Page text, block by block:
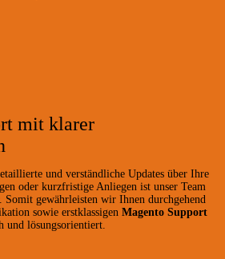
mit klarer
und verständliche Updates über Ihre
oder kurzfristige Anliegen ist unser Team
Somit gewährleisten wir Ihnen durchgehend
sowie erstklassigen Magento Support
und lösungsorientiert.